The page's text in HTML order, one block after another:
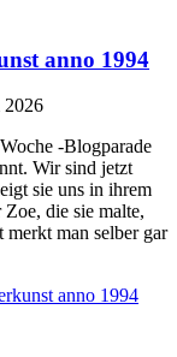
anno 1994
2026
-Blogparade
Wir sind jetzt
sie uns in ihrem
die sie malte,
man selber gar
anno 1994